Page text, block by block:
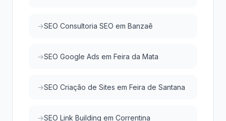
SEO Consultoria SEO em Banzaê
SEO Google Ads em Feira da Mata
SEO Criação de Sites em Feira de Santana
SEO Link Building em Correntina